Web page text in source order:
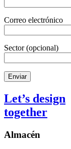
Correo electrónico
Sector (opcional)
Enviar
Let’s design
together
Almacén